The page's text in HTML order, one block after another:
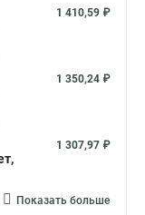
1 410,59 ₽
1 350,24 ₽
1 307,97 ₽
Показать больше